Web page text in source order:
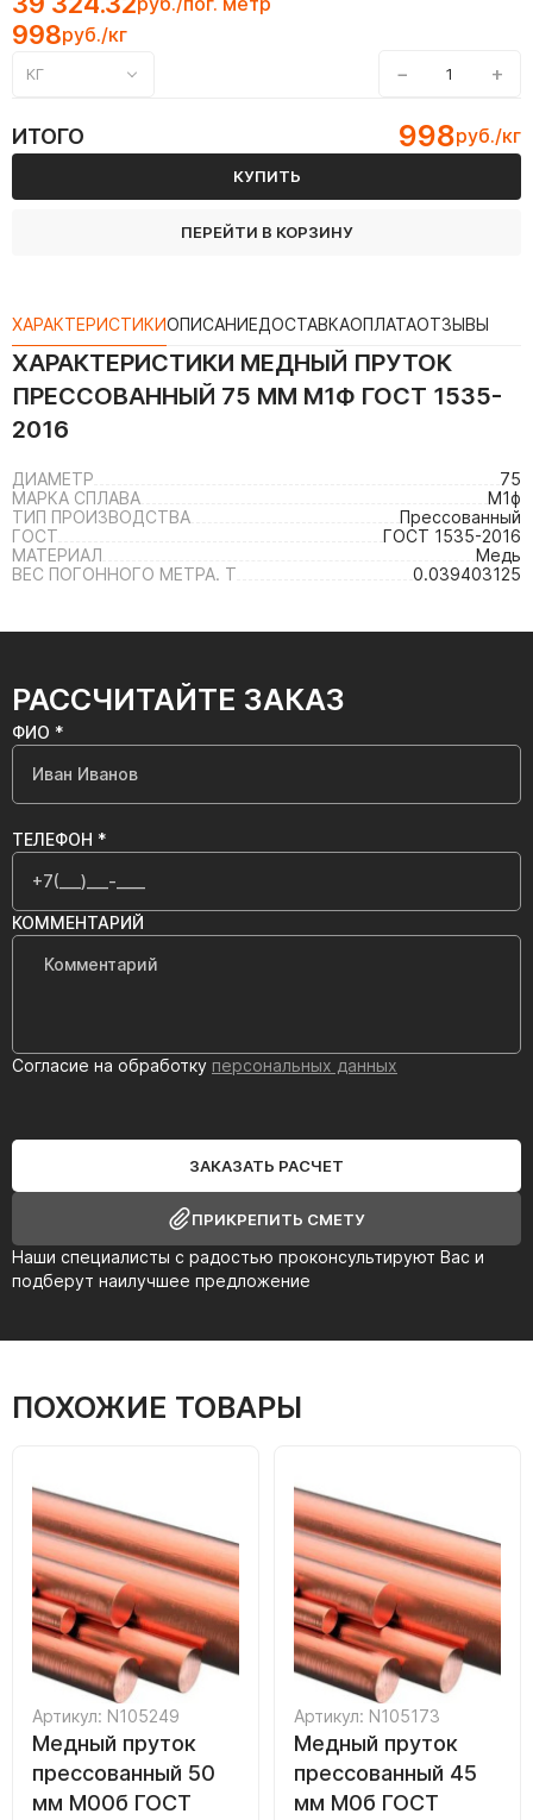
998руб./кг
КГ − +
ИТОГО 998руб./кг
КУПИТЬ
ПЕРЕЙТИ В КОРЗИНУ
ХАРАКТЕРИСТИКИОПИСАНИЕДОСТАВКАОПЛАТАОТЗЫВЫ
ХАРАКТЕРИСТИКИ МЕДНЫЙ ПРУТОК
ПРЕССОВАННЫЙ 75 ММ М1Ф ГОСТ 1535-
2016
ДИАМЕТР
75
МАРКА СПЛАВА
М1ф
ТИП ПРОИЗВОДСТВА
Прессованный
ГОСТ
ГОСТ 1535-2016
МАТЕРИАЛ
Медь
ВЕС ПОГОННОГО МЕТРА. Т
0.039403125
РАССЧИТАЙТЕ ЗАКАЗ
Наши специалисты с радостью проконсультируют Вас и
подберут наилучшее предложение
ФИО *
ТЕЛЕФОН *
КОММЕНТАРИЙ
Согласие на обработку персональных данных
ЗАКАЗАТЬ РАСЧЕТ
ПРИКРЕПИТЬ СМЕТУ
ПОХОЖИЕ ТОВАРЫ
Артикул: N105249
Медный пруток
прессованный 50
мм М00б ГОСТ
Артикул: N105173
Медный пруток
прессованный 45
мм М0б ГОСТ